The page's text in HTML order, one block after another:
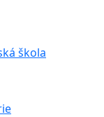
škola